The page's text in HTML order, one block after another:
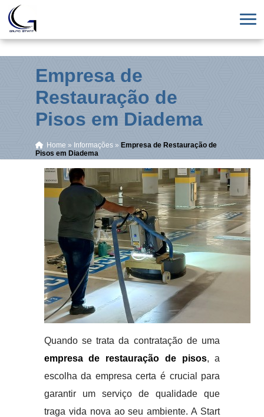
Empresa de
Restauração de
Pisos em Diadema
Home » Informações » Empresa de Restauração de
Pisos em Diadema
Quando se trata da contratação de uma
empresa de restauração de pisos, a
escolha da empresa certa é crucial para
garantir um serviço de qualidade que
traga vida nova ao seu ambiente. A Start